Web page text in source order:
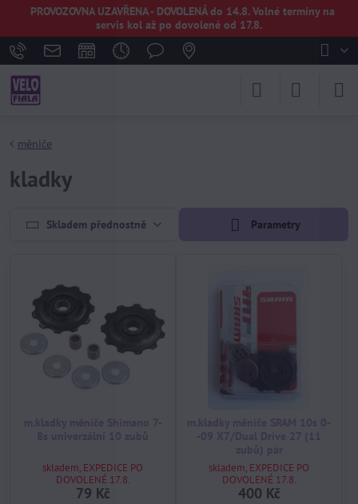
PROVOZOVNA UZAVŘENA - DOVOLENÁ do 14.8. Volné termíny na
servis kol až po dovolené od 17.8.
měniče
kladky
Skladem přednostně Parametry
skladem, EXPEDICE PO
DOVOLENÉ 17.8.
79 Kč
skladem, EXPEDICE PO
DOVOLENÉ 17.8.
400 Kč